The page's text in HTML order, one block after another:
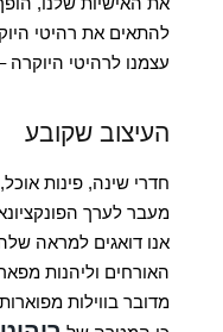
להתאים את רהיטי
עצמנו לרהיטי
העיצוב שקובע
חדרי שינה, פינות
מעבר לערך
אנו דואגים למראה
האורחים וליהנות
מדובר בווילות